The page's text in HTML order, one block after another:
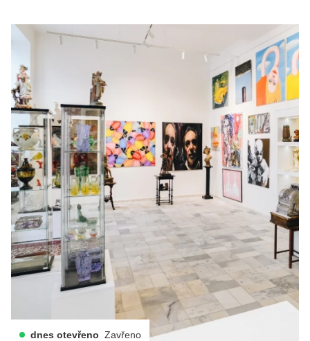
dnes otevřeno Zavřeno